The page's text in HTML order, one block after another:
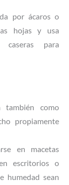
por ácaros o
hojas y usa
caseras para
también como
propiamente
en macetas
escritorios o
humedad sean